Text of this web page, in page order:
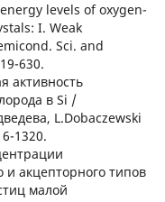
levels of oxygen-
I. Weak
Sci. and
630.
активность
в Si /
L.Dobaczewski
1320.
акцепторного типов
малой